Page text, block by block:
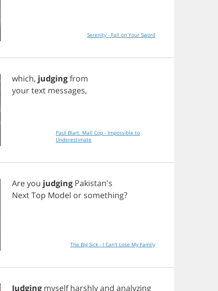
Serenity - Fall on Your Sword
which, judgingfrom
yourtext messages,
Paul Blart: Mall Cop - Impossible to
Underestimate
Areyou judging Pakistan's
NextTop Model or something?
The Big Sick - I Can't Lose My Family
Judging myself harshlyand analyzing